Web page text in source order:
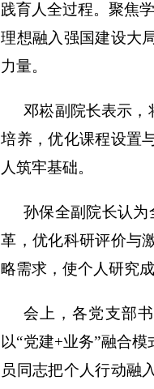
践育人全过程。聚焦
理想融入强国建设大
力量。
邓崧副院长表示，
培养，优化课程设置
人筑牢基础。
孙保全副院长认为
革，优化科研评价与
略需求，使个人研究
会上，各党支部
以“党建+业务”融合
员同志把个人行动融